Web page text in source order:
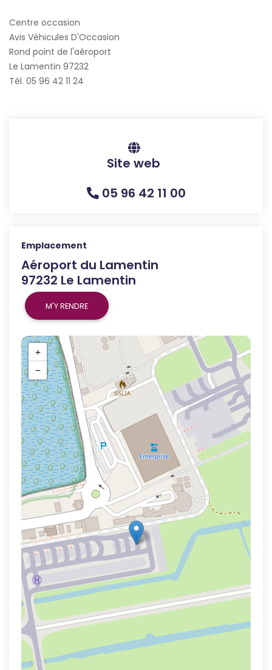
Centre occasion
Avis Véhicules D'Occasion
Rond point de l'aéroport
Le Lamentin 97232
Tél. 05 96 42 11 24
Site web
05 96 42 11 00
Emplacement
Aéroport du Lamentin
97232 Le Lamentin
M'Y RENDRE
+
−